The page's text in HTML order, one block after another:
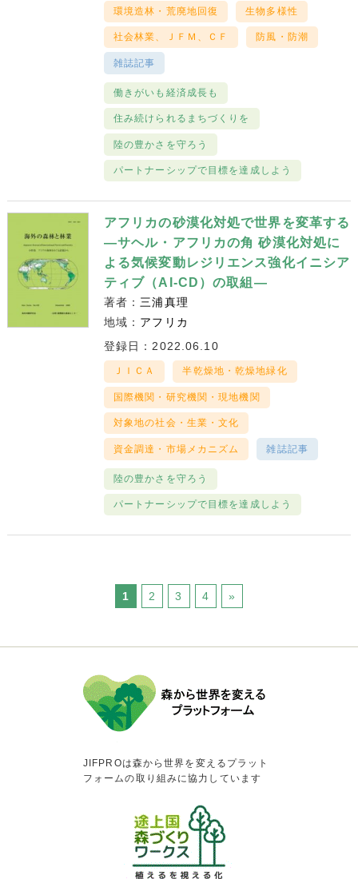
環境造林・荒廃地回復 生物多様性
社会林業、ＪＦＭ、ＣＦ 防風・防潮
雑誌記事
働きがいも経済成長も
住み続けられるまちづくりを
陸の豊かさを守ろう
パートナーシップで目標を達成しよう
アフリカの砂漠化対処で世界を変革する
―サヘル・アフリカの角 砂漠化対処に
よる気候変動レジリエンス強化イニシア
ティブ（AI-CD）の取組―
著者： 三浦真理
地域： アフリカ
登録日：2022.06.10
ＪＩＣＡ 半乾燥地・乾燥地緑化
国際機関・研究機関・現地機関
対象地の社会・生業・文化
資金調達・市場メカニズム 雑誌記事
陸の豊かさを守ろう
パートナーシップで目標を達成しよう
1 2 3 4 »
JIFPROは森から世界を変えるプラット
フォームの取り組みに協力しています